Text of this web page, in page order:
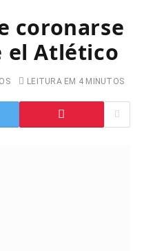
coronarse
el Atlético
LEITURA EM 4 MINUTOS